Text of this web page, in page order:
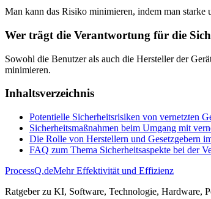
Man kann das Risiko minimieren, indem man starke
Wer trägt die Verantwortung für die
Sowohl die Benutzer als auch die Hersteller der
minimieren.
Inhaltsverzeichnis
Potentielle Sicherheitsrisiken von vernetzten
Sicherheitsmaßnahmen beim Umgang mit
Die Rolle von Herstellern und Gesetzgebern
FAQ zum Thema Sicherheitsaspekte bei der
ProcessQ.deMehr Effektivität und Effizienz
Ratgeber zu KI, Software, Technologie, Hardware,